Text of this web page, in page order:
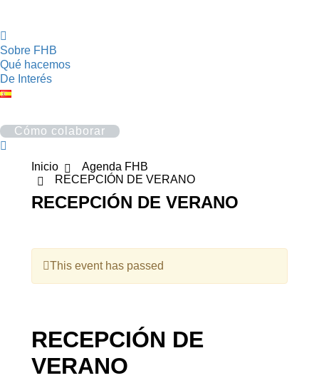
Sobre FHB
Qué hacemos
De Interés
Cómo colaborar
Buscar:
RECEPCIÓN DE VERANO
Inicio
Agenda FHB
RECEPCIÓN DE VERANO
This event has passed
RECEPCIÓN DE
VERANO